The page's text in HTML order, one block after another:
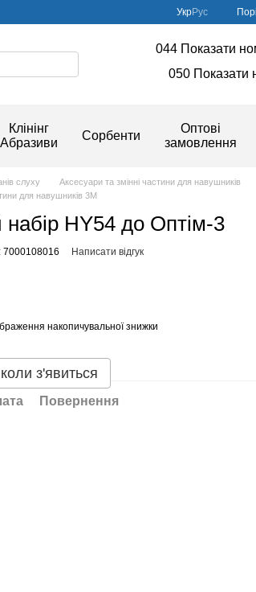
УкрРус
044 Показати
050 Показати
Клінінг
Абразиви
Сорбенти
Оптові
замовлення
слуху
Аксесуари та змінні частини для навушників
для навушників 3M
набір HY54 до Оптім-3
7000108016 Написати відгук
накопичувальної знижки
з'явиться
Повернення